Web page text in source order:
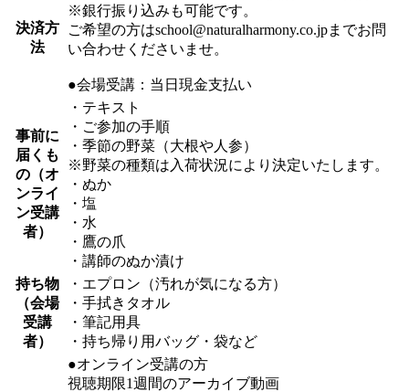
決済方
法
※銀行振り込みも可能です。
ご希望の方はschool@naturalharmony.co.jpまでお問
い合わせくださいませ。
●会場受講：当日現金支払い
事前に
届くも
の（オ
ンライ
ン受講
者）
・テキスト
・ご参加の手順
・季節の野菜（大根や人参）
※野菜の種類は入荷状況により決定いたします。
・ぬか
・塩
・水
・鷹の爪
・講師のぬか漬け
持ち物
（会場
受講
者）
・エプロン（汚れが気になる方）
・手拭きタオル
・筆記用具
・持ち帰り用バッグ・袋など
●オンライン受講の方
視聴期限1週間のアーカイブ動画